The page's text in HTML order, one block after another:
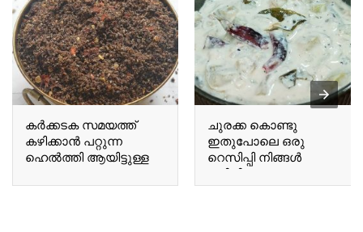
കർക്കടക സമയത്ത്
കഴിക്കാൻ പറ്റുന്ന
ഹെൽത്തി ആയിട്ടുള്ള
suitable for
ചുരക്ക കൊണ്ടു
ഇതുപോലെ ഒരു
റെസിപ്പി നിങ്ങൾ
ever tried a recipe like